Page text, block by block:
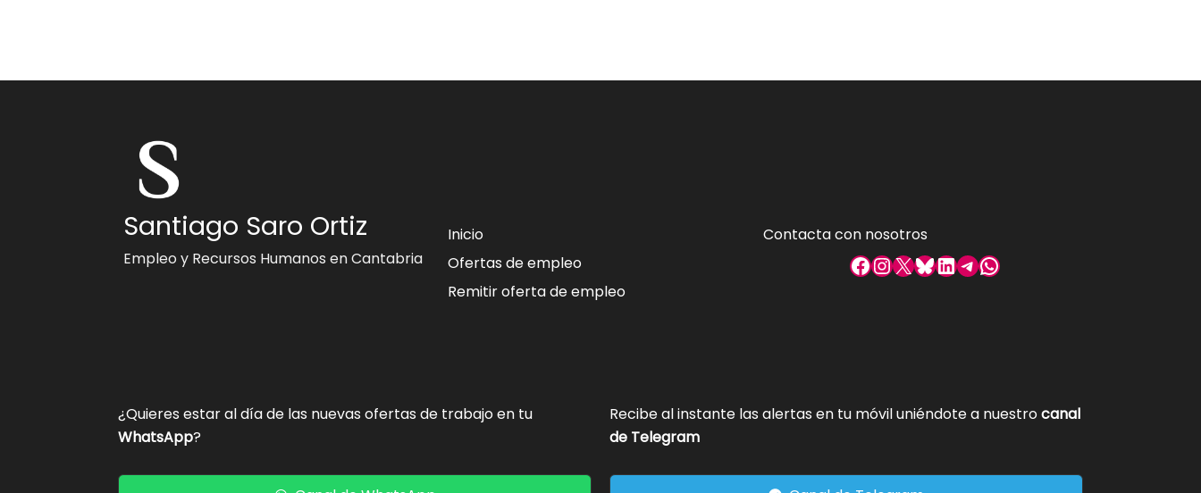
Santiago Saro Ortiz
Empleo y Recursos Humanos en Cantabria
Inicio
Ofertas de empleo
Remitir oferta de empleo
Contacta con nosotros
Facebook
Instagram
X Bluesky
LinkedIn
Telegram
WhatsApp
¿Quieres estar al día de las nuevas ofertas de trabajo en tu
WhatsApp?
Recibe al instante las alertas en tu móvil uniéndote a nuestrocanal
de Telegram